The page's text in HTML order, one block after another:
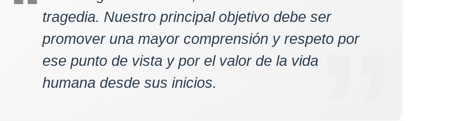
tragedia. Nuestro principal objetivo debe ser
promover una mayor comprensión y respeto por
ese punto de vista y por el valor de la vida
humana desde sus inicios.